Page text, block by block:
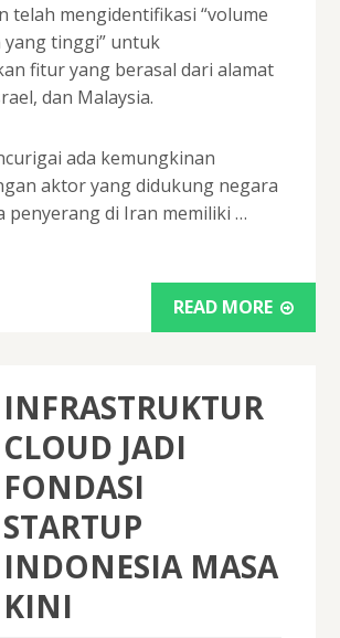
telah mengidentifikasi “volume
tinggi” untuk
fitur yang berasal dari alamat
dan Malaysia.
ada kemungkinan
aktor yang didukung negara
penyerang di Iran memiliki …
READ MORE
INFRASTRUKTUR
CLOUD JADI
FONDASI
STARTUP
INDONESIA MASA
KINI